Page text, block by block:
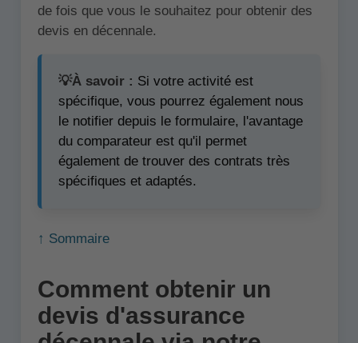
de fois que vous le souhaitez pour obtenir des
devis en décennale.
💡À savoir : Si votre activité est
spécifique, vous pourrez également nous
le notifier depuis le formulaire, l'avantage
du comparateur est qu'il permet
également de trouver des contrats très
spécifiques et adaptés.
↑ Sommaire
Comment obtenir un
devis d'assurance